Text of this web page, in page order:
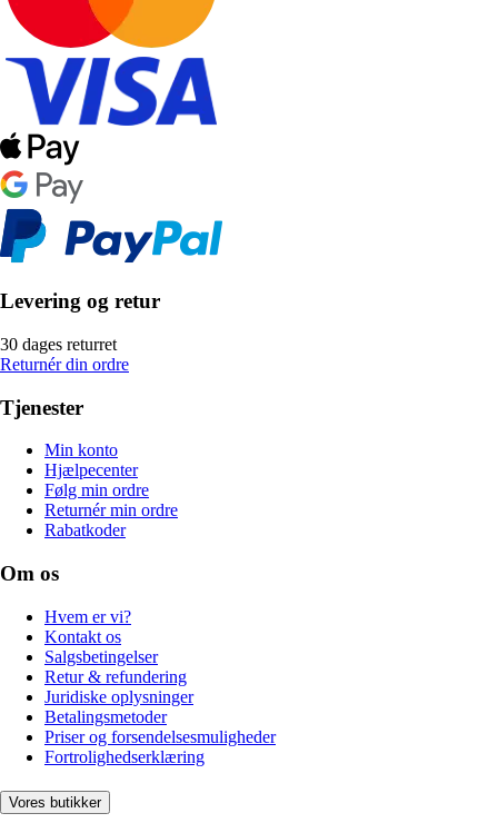
Levering og retur
30 dages returret
Returnér din ordre
Tjenester
Min konto
Hjælpecenter
Følg min ordre
Returnér min ordre
Rabatkoder
Om os
Hvem er vi?
Kontakt os
Salgsbetingelser
Retur & refundering
Juridiske oplysninger
Betalingsmetoder
Priser og forsendelsesmuligheder
Fortrolighedserklæring
Vores butikker